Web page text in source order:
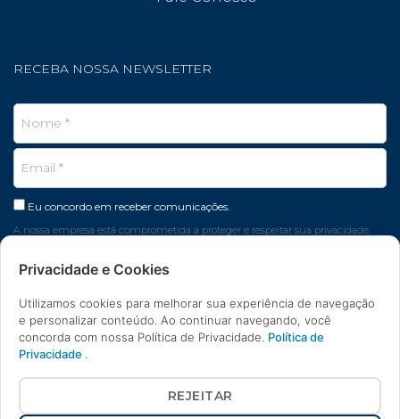
RECEBA NOSSA NEWSLETTER
Eu concordo em receber comunicações.
A nossa empresa está comprometida a proteger e respeitar sua privacidade,
Privacidade e Cookies
Utilizamos cookies para melhorar sua experiência de navegação
e personalizar conteúdo. Ao continuar navegando, você
concorda com nossa Política de Privacidade. Política de
Privacidade .
REJEITAR